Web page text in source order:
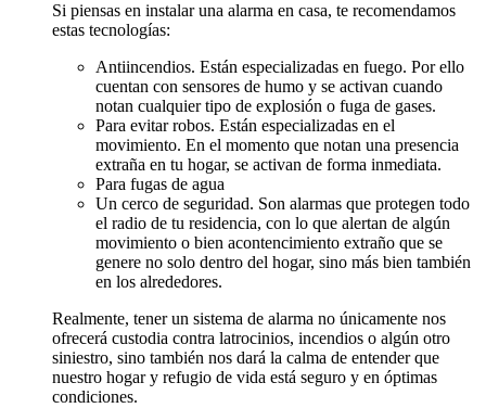
Si piensas en instalar una alarma en casa, te recomendamos
estas tecnologías:
Antiincendios. Están especializadas en fuego. Por ello
cuentan con sensores de humo y se activan cuando
notan cualquier tipo de explosión o fuga de gases.
Para evitar robos. Están especializadas en el
movimiento. En el momento que notan una presencia
extraña en tu hogar, se activan de forma inmediata.
Para fugas de agua
Un cerco de seguridad. Son alarmas que protegen todo
el radio de tu residencia, con lo que alertan de algún
movimiento o bien acontencimiento extraño que se
genere no solo dentro del hogar, sino más bien también
en los alrededores.
Realmente, tener un sistema de alarma no únicamente nos
ofrecerá custodia contra latrocinios, incendios o algún otro
siniestro, sino también nos dará la calma de entender que
nuestro hogar y refugio de vida está seguro y en óptimas
condiciones.